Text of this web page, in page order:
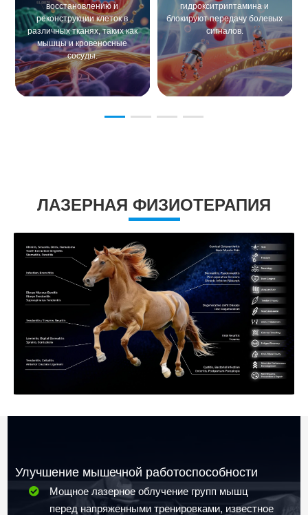
восстановлению и
реконструкции клеток в
различных тканях, таких как
мышцы и кровеносные
сосуды.
гидрокситриптамина и
блокируют передачу болевых
сигналов.
ЛАЗЕРНАЯ ФИЗИОТЕРАПИЯ
Улучшение мышечной работоспособности
Мощное лазерное облучение групп мышц
перед напряженными тренировками, известное